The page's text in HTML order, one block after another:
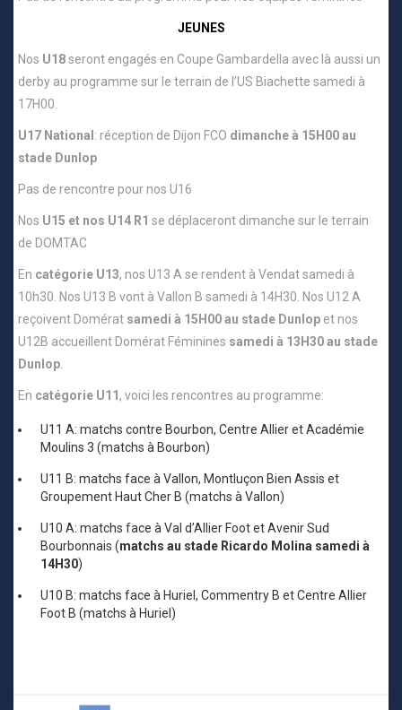
JEUNES
Nos U18seront engagés en Coupe Gambardella avec là aussi un
derby au programme sur le terrain de l’US Biachette samedi à
17H00.
U17 National : réception de Dijon FCO dimanche à 15H00 au
stade Dunlop
Pas de rencontre pour nos U16
Nos U15 et nos U14 R1 se déplaceront dimanche sur le terrain
de DOMTAC
En catégorie U13, nos U13 A se rendent à Vendat samedi à
10h30. Nos U13 B vont à Vallon B samedi à 14H30. Nos U12 A
reçoivent Domérat samedi à 15H00 au stade Dunlop et nos
U12B accueillent Domérat Féminines samedi à 13H30 au stade
Dunlop
En catégorie U11, voici les rencontres au programme:
U11 A: matchs contre Bourbon, Centre Allier et Académie
Moulins 3 (matchs à Bourbon)
U11 B: matchs face à Vallon, Montluçon Bien Assis et
Groupement Haut Cher B (matchs à Vallon)
U10 A: matchs face à Val d’Allier Foot et Avenir Sud
Bourbonnais (matchs au stade Ricardo Molina samedi à
14H30)
U10 B: matchs face à Huriel, Commentry B et Centre Allier
Foot B (matchs à Huriel)